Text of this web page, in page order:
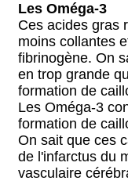
Les Oméga-3
Ces acides gras
moins collantes
fibrinogène. On
en trop grande
formation de
Les Oméga-3
formation de
On sait que ces
de l'infarctus du
vasculaire